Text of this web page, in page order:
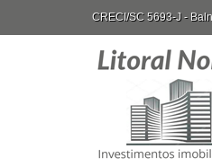
CRECI/SC 5693-J -